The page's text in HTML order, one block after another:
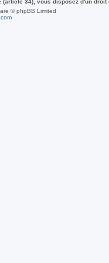
34), vous disposez d'un
© phpBB Limited